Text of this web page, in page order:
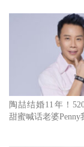
奶与孙子般的互
陶喆结婚11年！
甜蜜喊话老婆Penny